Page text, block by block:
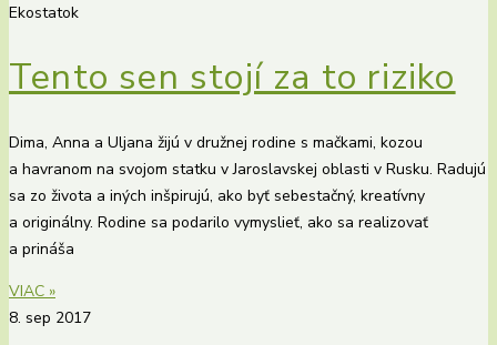
Ekostatok
Tento sen stojí za to riziko
Dima, Anna a Uljana žijú v družnej rodine s mačkami, kozou
a havranom na svojom statku v Jaroslavskej oblasti v Rusku. Radujú
sa zo života a iných inšpirujú, ako byť sebestačný, kreatívny
a originálny. Rodine sa podarilo vymyslieť, ako sa realizovať
a prináša
VIAC »
8. sep 2017